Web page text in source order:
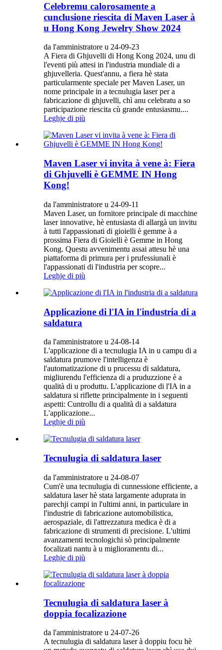
Celebremu calorosamente a
cunclusione riescita di Maven Laser à
u Hong Kong Jewelry Show 2024
da l'amministratore u 24-09-23
A Fiera di Ghjuvelli di Hong Kong 2024, unu di
l'eventi più attesi in l'industria mundiale di a
ghjuvelleria. Quest'annu, a fiera hè stata
particularmente speciale per Maven Laser, un
nome principale in a tecnulugia laser per a
fabricazione di ghjuvelli, chì anu celebratu a so
participazione riescita cù grande entusiasmu....
Leghje di più
Maven Laser vi invita à vene à: Fiera
di Ghjuvelli è GEMME IN Hong
Kong!
da l'amministratore u 24-09-11
Maven Laser, un fornitore principale di macchine
laser innovative, hè entusiasta di allargà un invitu
à tutti l'appassionati di gioielli è gemme à a
prossima Fiera di Gioielli è Gemme in Hong
Kong. Questu avvenimentu assai attesu hè una
piattaforma di primura per i prufessiunali è
l'appassionati di l'industria per scopre...
Leghje di più
Applicazione di l'IA in l'industria di a
saldatura
da l'amministratore u 24-08-14
L'applicazione di a tecnulugia IA in u campu di a
saldatura prumove l'intelligenza è
l'automatizazione di u prucessu di saldatura,
migliurendu l'efficienza di a pruduzzione è a
qualità di u produttu. L'applicazione di l'IA in a
saldatura si riflette principalmente in i seguenti
aspetti: Cuntrollu di a qualità di a saldatura
L'applicazione...
Leghje di più
Tecnulugia di saldatura laser
da l'amministratore u 24-08-07
Cum'è una tecnulugia di cunnessione efficiente, a
saldatura laser hè stata largamente aduprata in
parechji campi in l'ultimi anni, in particulare in
l'industrie di fabricazione automobilistica,
aerospaziale, di l'attrezzatura medica è di a
fabricazione di strumenti di precisione. L'ultimi
avanzamenti tecnologichi sò principalmente
focalizati nantu à u miglioramentu di...
Leghje di più
Tecnulugia di saldatura laser à
doppia focalizazione
da l'amministratore u 24-07-26
A tecnulugia di saldatura laser à doppiu focu hè